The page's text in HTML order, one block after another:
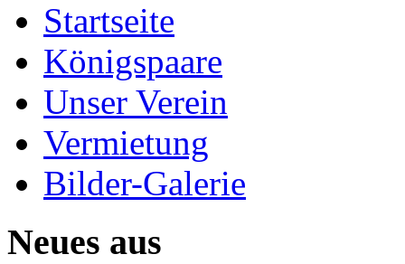
Startseite
Königspaare
Unser Verein
Vermietung
Bilder-Galerie
Neues aus